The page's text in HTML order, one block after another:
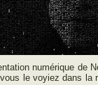
numérique de
le voyiez dans la